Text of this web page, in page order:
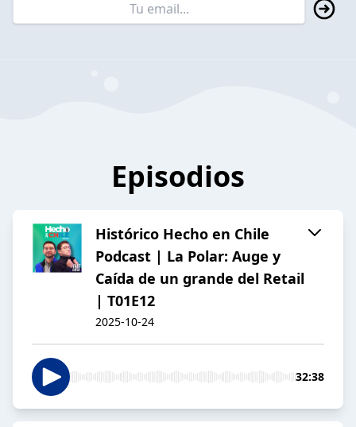
Episodios
Histórico Hecho en Chile
Podcast | La Polar: Auge y
Caída de un grande del Retail
| T01E12
2025-10-24
32:38